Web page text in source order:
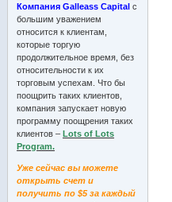
Компания Galleass Capital с
большим уважением
относится к клиентам,
которые торгую
продолжительное время, без
относительности к их
торговым успехам. Что бы
поощрить таких клиентов,
компания запускает новую
программу поощрения таких
клиентов –Lots of Lots
Program.
Уже сейчас вы можете
открыть счет и
получить по $5 за каждый